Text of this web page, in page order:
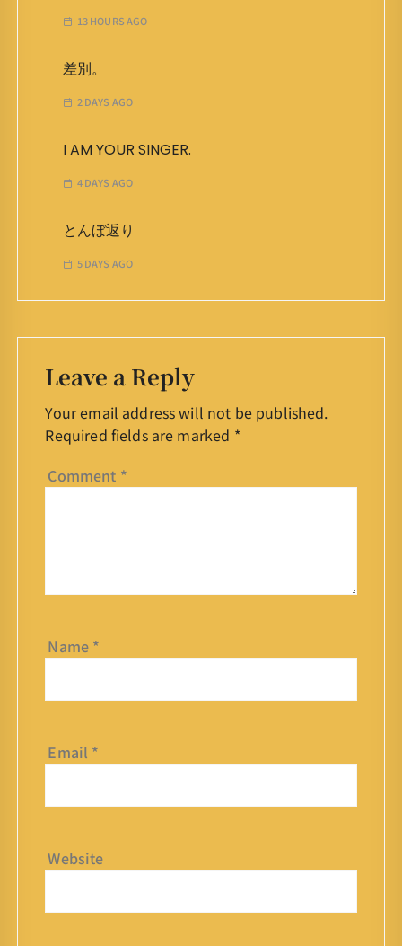
13 HOURS AGO
差別。
2 DAYS AGO
I AM YOUR SINGER.
4 DAYS AGO
とんぼ返り
5 DAYS AGO
Leave a Reply
Your email address will not be published.
Required fields are marked *
Comment *
Name *
Email *
Website